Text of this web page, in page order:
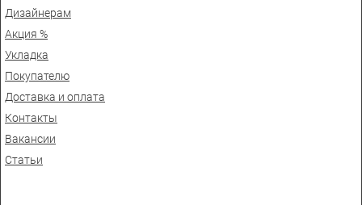
Дизайнерам
Акция %
Укладка
Покупателю
Доставка и оплата
Контакты
Вакансии
Статьи